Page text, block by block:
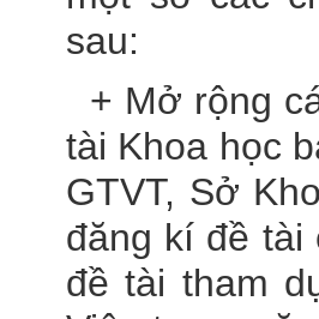
sau:
+ Mở rộng
tài Khoa học
GTVT, Sở
đăng kí đề tài
đề tài tham